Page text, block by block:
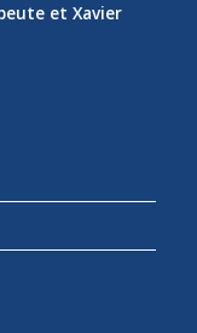
et Xavier